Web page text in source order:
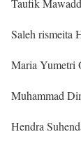
Taufik
Saleh rismeita
Maria Yumetri
Muhammad
Hendra